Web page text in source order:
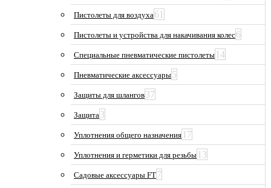
Пистолеты для воздуха 61
Пистолеты и устройства для накачивания колес6
Специальные пневматические пистолеты 14
Пневматические аксессуары5
Защиты для шлангов37
Защита 3
Уплотнения общего назначения 17
Уплотнения и герметики для резьбы 13
Садовые аксессуары FT7